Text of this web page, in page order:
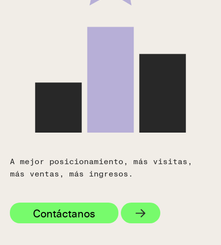
Calle Real, 59, 29680
A mejor posicionamiento, más visitas,
más ventas, más ingresos.
Contáctanos